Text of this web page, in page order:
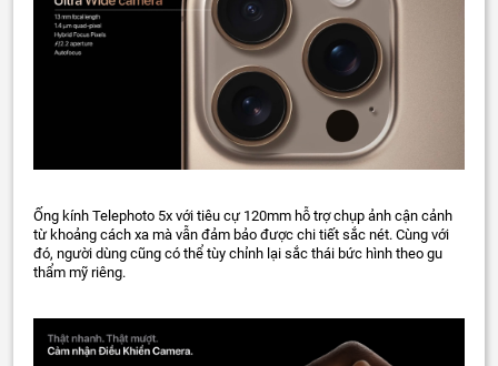
Ống kính Telephoto 5x với tiêu cự 120mm hỗ trợ chụp ảnh cận cảnh
từ khoảng cách xa mà vẫn đảm bảo được chi tiết sắc nét. Cùng với
đó, người dùng cũng có thể tùy chỉnh lại sắc thái bức hình theo gu
thẩm mỹ riêng.